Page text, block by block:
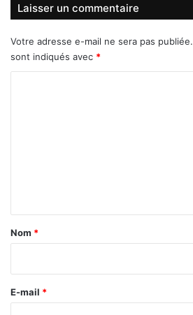
Laisser un commentaire
Votre adresse e-mail ne sera pas publiée.
sont indiqués avec *
a
e
Nom *
E-mail *